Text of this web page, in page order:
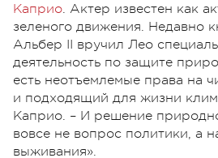
Каприо. Актер известен как
зеленого движения. Недавно
Альбер II вручил Лео
деятельность по защите
есть неотъемлемые права на
и подходящий для жизни
Каприо. – И решение
вовсе не вопрос политики, а
выживания».